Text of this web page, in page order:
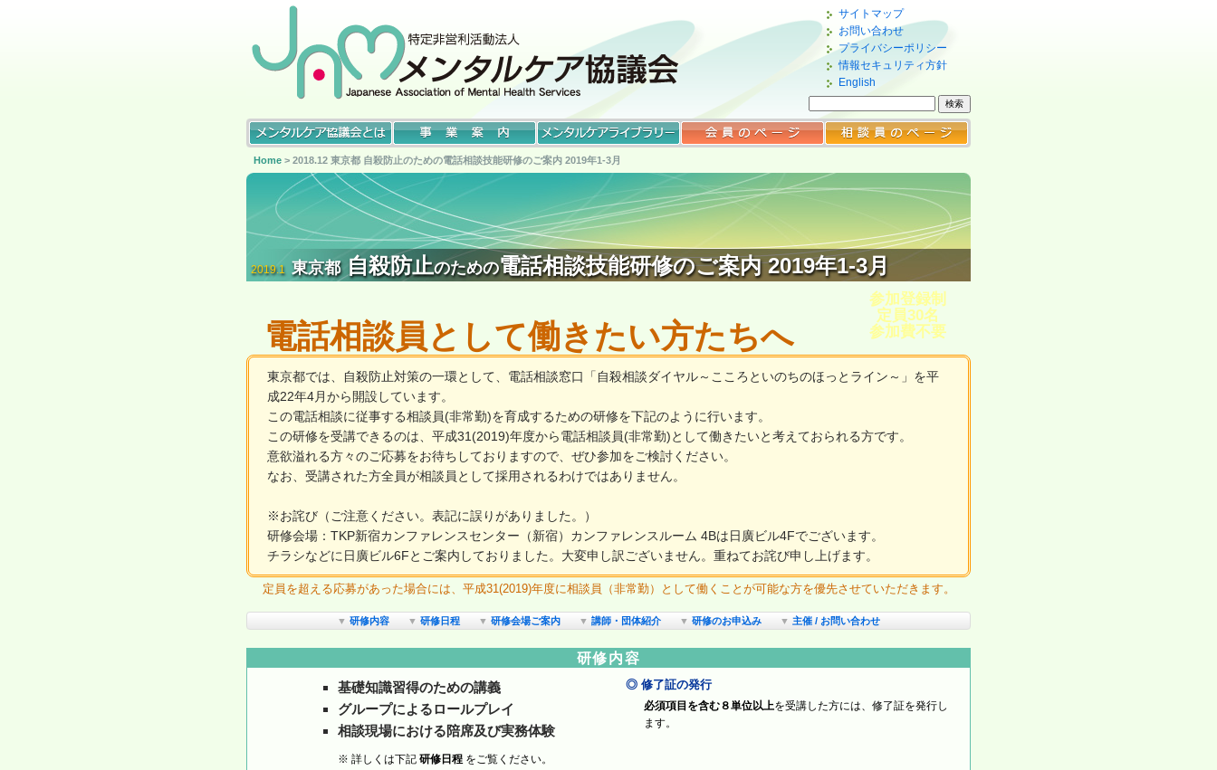
サイトマップ
お問い合わせ
プライバシーポリシー
情報セキュリティ方針
English
Home > 2018.12 東京都 自殺防止のための電話相談技能研修のご案内 2019年1-3月
2019.1 東京都自殺防止のための電話相談技能研修のご案内 2019年1-3月
参加登録制
定員30名
参加費不要
電話相談員として働きたい方たちへ
東京都では、自殺防止対策の一環として、電話相談窓口「自殺相談ダイヤル～こころといのちのほっとライン～」を平
成22年4月から開設しています。
この電話相談に従事する相談員(非常勤)を育成するための研修を下記のように行います。
この研修を受講できるのは、平成31(2019)年度から電話相談員(非常勤)として働きたいと考えておられる方です。
意欲溢れる方々のご応募をお待ちしておりますので、ぜひ参加をご検討ください。
なお、受講された方全員が相談員として採用されるわけではありません。
※お詫び（ご注意ください。表記に誤りがありました。）
研修会場：TKP新宿カンファレンスセンター（新宿）カンファレンスルーム 4Bは日廣ビル4Fでございます。
チラシなどに日廣ビル6Fとご案内しておりました。大変申し訳ございません。重ねてお詫び申し上げます。
定員を超える応募があった場合には、平成31(2019)年度に相談員（非常勤）として働くことが可能な方を優先させていただきます。
▼ 研修内容 ▼ 研修日程 ▼ 研修会場ご案内 ▼ 講師・団体紹介 ▼ 研修のお申込み ▼ 主催 / お問い合わせ
研修内容
◎ 修了証の発行
必須項目を含む８単位以上を受講した方には、修了証を発行し
ます。
基礎知識習得のための講義
グループによるロールプレイ
相談現場における陪席及び実務体験
※ 詳しくは下記 研修日程 をご覧ください。